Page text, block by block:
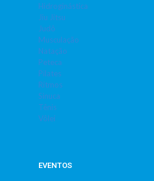
Hidroginástica
Jiu Jitsu
Judô
Musculação
Natação
Peteca
Pilates
Ritmos
Sinuca
Tênis
Vôlei
EVENTOS